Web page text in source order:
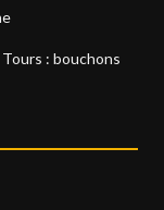
: bouchons